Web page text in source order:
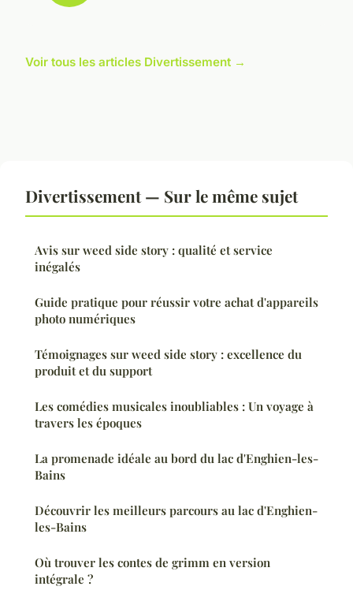
Voir tous les articles Divertissement →
Divertissement — Sur le même sujet
Avis sur weed side story : qualité et service
inégalés
Guide pratique pour réussir votre achat d'appareils
photo numériques
Témoignages sur weed side story : excellence du
produit et du support
Les comédies musicales inoubliables : Un voyage à
travers les époques
La promenade idéale au bord du lac d'Enghien-les-
Bains
Découvrir les meilleurs parcours au lac d'Enghien-
les-Bains
Où trouver les contes de grimm en version
intégrale ?